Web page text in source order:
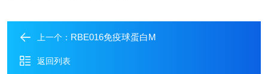
上一个： RBE016免疫球蛋白M
返回列表